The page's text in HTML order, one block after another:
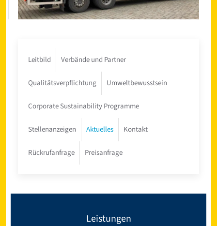
Leitbild Verbände und Partner
Qualitätsverpflichtung Umweltbewusstsein
Corporate Sustainability Programme
Stellenanzeigen Aktuelles Kontakt
Rückrufanfrage Preisanfrage
Leistungen